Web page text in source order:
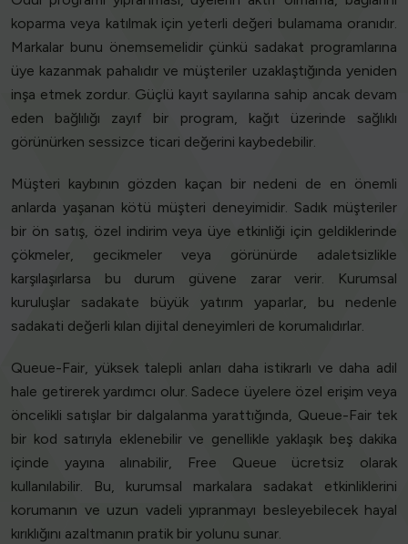
koparma veya katılmak için yeterli değeri bulamama oranıdır.
Markalar bunu önemsemelidir çünkü sadakat programlarına
üye kazanmak pahalıdır ve müşteriler uzaklaştığında yeniden
inşa etmek zordur. Güçlü kayıt sayılarına sahip ancak devam
eden bağlılığı zayıf bir program, kağıt üzerinde sağlıklı
görünürken sessizce ticari değerini kaybedebilir.
Müşteri kaybının gözden kaçan bir nedeni de en önemli
anlarda yaşanan kötü müşteri deneyimidir. Sadık müşteriler
bir ön satış, özel indirim veya üye etkinliği için geldiklerinde
çökmeler, gecikmeler veya görünürde adaletsizlikle
karşılaşırlarsa bu durum güvene zarar verir. Kurumsal
kuruluşlar sadakate büyük yatırım yaparlar, bu nedenle
sadakati değerli kılan dijital deneyimleri de korumalıdırlar.
Queue-Fair, yüksek talepli anları daha istikrarlı ve daha adil
hale getirerek yardımcı olur. Sadece üyelere özel erişim veya
öncelikli satışlar bir dalgalanma yarattığında, Queue-Fair tek
bir kod satırıyla eklenebilir ve genellikle yaklaşık beş dakika
içinde yayına alınabilir, Free Queue ücretsiz olarak
kullanılabilir. Bu, kurumsal markalara sadakat etkinliklerini
korumanın ve uzun vadeli yıpranmayı besleyebilecek hayal
kırıklığını azaltmanın pratik bir yolunu sunar.